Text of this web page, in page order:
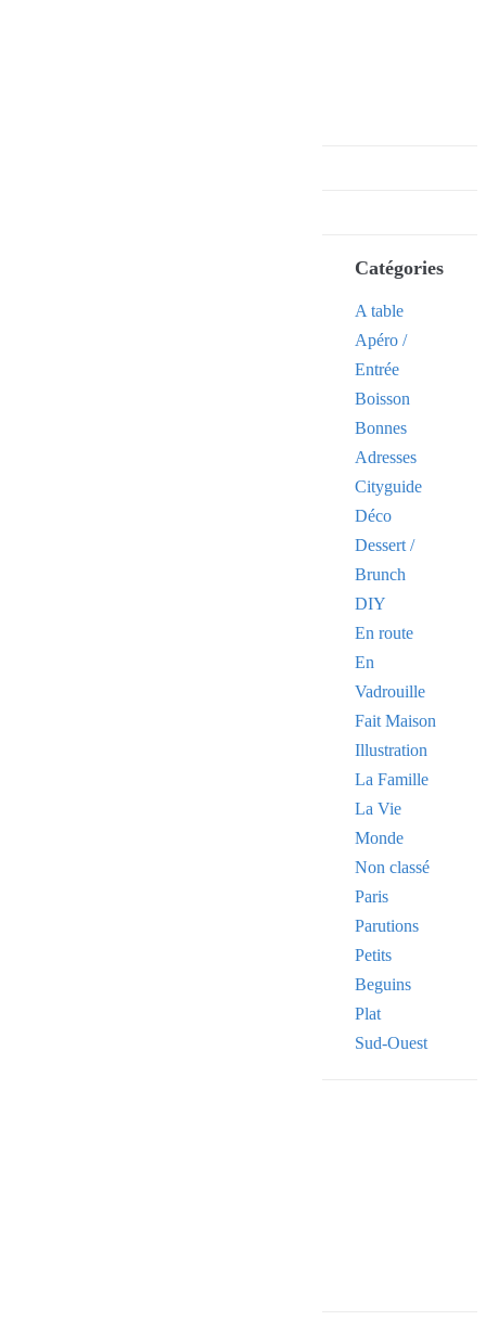
Catégories
A table
Apéro /
Entrée
Boisson
Bonnes
Adresses
Cityguide
Déco
Dessert /
Brunch
DIY
En route
En
Vadrouille
Fait Maison
Illustration
La Famille
La Vie
Monde
Non classé
Paris
Parutions
Petits
Beguins
Plat
Sud-Ouest